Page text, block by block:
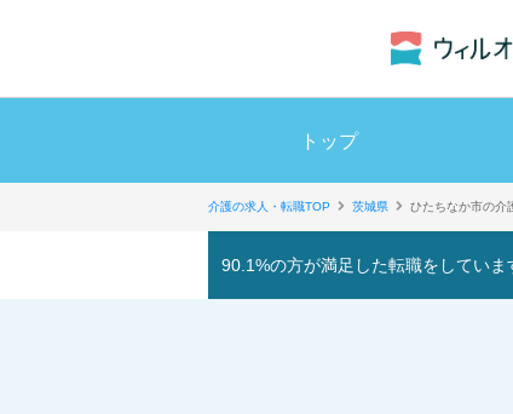
トップ
介護の求人・転職TOP 茨城県 ひたちなか市の介
90.1%の方が満足した転職をしていま